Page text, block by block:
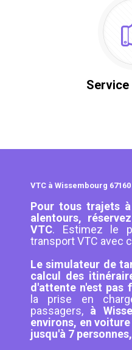
VTC à Wissembourg 67160
Pour tous trajets
alentours,
VTC. Estimez le
transport VTC avec
Le simulateur de
calcul des
d'attente n'est pas
la prise en
passagers, à
environs, en
jusqu'à 7